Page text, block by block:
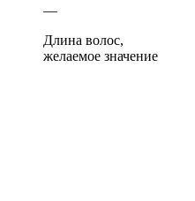
—
Длина волос,
желаемое значение